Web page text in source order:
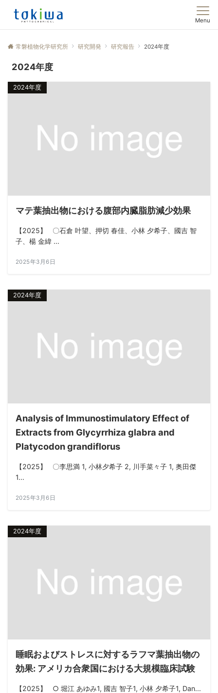
Menu
常磐植物化学研究所 研究開発 研究報告 2024年度
2024年度
2024年度
マテ葉抽出物における腹部内臓脂肪減少効果
【2025】 〇石倉 叶望、押切 春佳、小林 夕希子、國吉 智
子、楊 金緯 ...
2025年3月6日
2024年度
Analysis of Immunostimulatory Effect of
Extracts from Glycyrrhiza glabra and
Platycodon grandiflorus
【2025】 〇李思満 1, 小林夕希子 2, 川手菜々子 1, 奥田傑
1...
2025年3月6日
2024年度
睡眠およびストレスに対するラフマ葉抽出物の
効果: アメリカ合衆国における大規模臨床試験
【2025】 ○ 堀江 あゆみ1, 國吉 智子1, 小林 夕希子1, Dan...